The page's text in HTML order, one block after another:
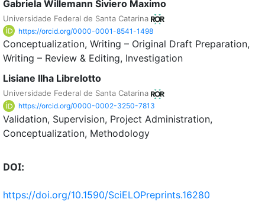
Gabriela Willemann Siviero Maximo
Universidade Federal de Santa Catarina
https://orcid.org/0000-0001-8541-1498
Conceptualization Writing – Original Draft Preparation
Writing – Review & Editing Investigation
Lisiane Ilha Librelotto
Universidade Federal de Santa Catarina
https://orcid.org/0000-0002-3250-7813
Validation Supervision Project Administration
Conceptualization Methodology
DOI:
https://doi.org/10.1590/SciELOPreprints.16280